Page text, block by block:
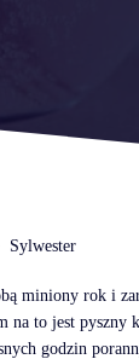
Sylwester
miniony rok i
na to jest
godzin